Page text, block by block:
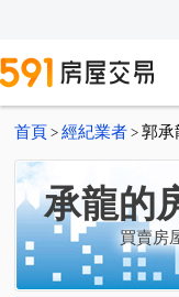
首頁 > 經紀業者 > 郭承
承龍的
買賣房